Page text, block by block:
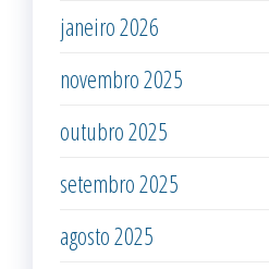
janeiro 2026
novembro 2025
outubro 2025
setembro 2025
agosto 2025